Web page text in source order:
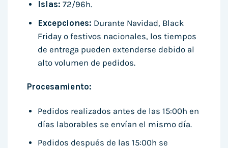
Islas: 72/96h.
Excepciones: Durante Navidad, Black
Friday o festivos nacionales, los tiempos
de entrega pueden extenderse debido al
alto volumen de pedidos.
Procesamiento:
Pedidos realizados antes de las 15:00h en
días laborables se envían el mismo día.
Pedidos después de las 15:00h se